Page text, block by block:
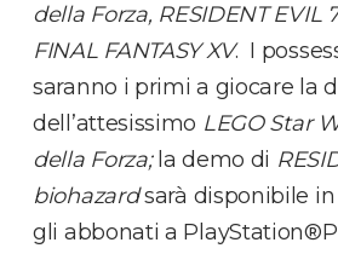
della Forza, RESIDENT EVIL
FINAL FANTASY XV. I
saranno i primi a giocare la
dell’attesissimo LEGO Star
della Forza; la demo di
biohazardsarà disponibile
gli abbonati a